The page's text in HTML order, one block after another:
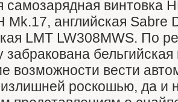
самозарядная винтовка
Mk.17, английская Sabre
LMT LW308MWS. По
бельгийская
возможности вести
роскошью, да и